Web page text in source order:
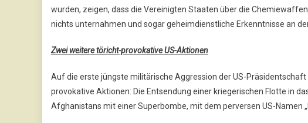
wurden, zeigen, dass die Vereinigten Staaten über die
nichts unternahmen und sogar geheimdienstliche Erkenntnisse an
Zwei weitere töricht-provokative US-Aktionen
Auf die erste jüngste militärische Aggression der US-
provokative Aktionen: Die Entsendung einer kriegerischen Flotte in
Afghanistans mit einer Superbombe, mit dem perversen US-Namen